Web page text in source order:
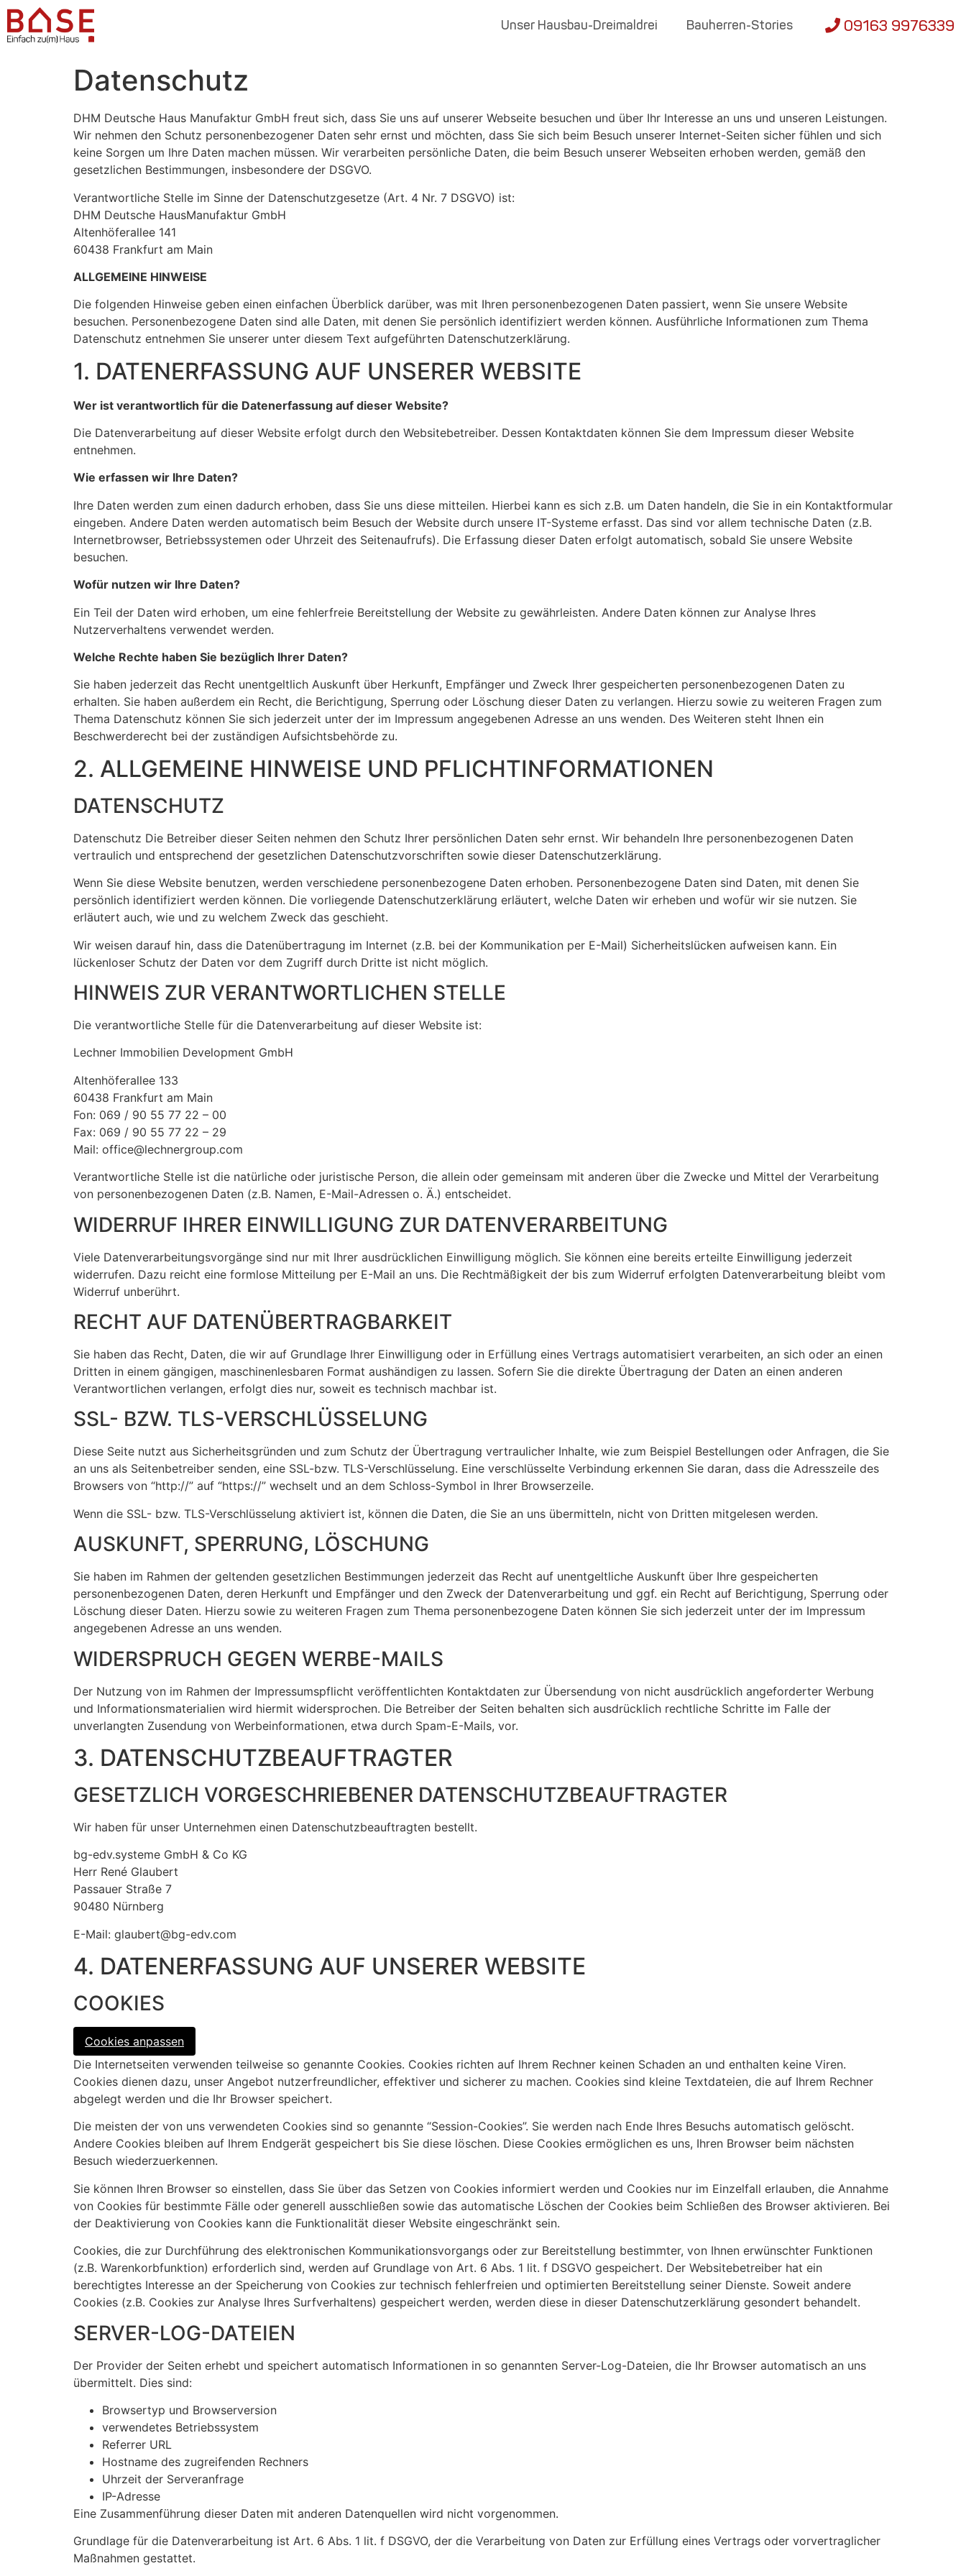
Unser Hausbau-Dreimaldrei Bauherren-Stories 09163 9976339
Datenschutz
DHM Deutsche Haus Manufaktur GmbH freut sich, dass Sie uns auf unserer Webseite besuchen und über Ihr Interesse an uns und unseren Leistungen.
Wir nehmen den Schutz personenbezogener Daten sehr ernst und möchten, dass Sie sich beim Besuch unserer Internet-Seiten sicher fühlen und sich
keine Sorgen um Ihre Daten machen müssen. Wir verarbeiten persönliche Daten, die beim Besuch unserer Webseiten erhoben werden, gemäß den
gesetzlichen Bestimmungen, insbesondere der DSGVO.
Verantwortliche Stelle im Sinne der Datenschutzgesetze (Art. 4 Nr. 7 DSGVO) ist:
DHM Deutsche HausManufaktur GmbH
Altenhöferallee 141
60438 Frankfurt am Main
ALLGEMEINE HINWEISE
Die folgenden Hinweise geben einen einfachen Überblick darüber, was mit Ihren personenbezogenen Daten passiert, wenn Sie unsere Website
besuchen. Personenbezogene Daten sind alle Daten, mit denen Sie persönlich identifiziert werden können. Ausführliche Informationen zum Thema
Datenschutz entnehmen Sie unserer unter diesem Text aufgeführten Datenschutzerklärung.
1. DATENERFASSUNG AUF UNSERER WEBSITE
Wer ist verantwortlich für die Datenerfassung auf dieser Website?
Die Datenverarbeitung auf dieser Website erfolgt durch den Websitebetreiber. Dessen Kontaktdaten können Sie dem Impressum dieser Website
entnehmen.
Wie erfassen wir Ihre Daten?
Ihre Daten werden zum einen dadurch erhoben, dass Sie uns diese mitteilen. Hierbei kann es sich z.B. um Daten handeln, die Sie in ein Kontaktformular
eingeben. Andere Daten werden automatisch beim Besuch der Website durch unsere IT-Systeme erfasst. Das sind vor allem technische Daten (z.B.
Internetbrowser, Betriebssystemen oder Uhrzeit des Seitenaufrufs). Die Erfassung dieser Daten erfolgt automatisch, sobald Sie unsere Website
besuchen.
Wofür nutzen wir Ihre Daten?
Ein Teil der Daten wird erhoben, um eine fehlerfreie Bereitstellung der Website zu gewährleisten. Andere Daten können zur Analyse Ihres
Nutzerverhaltens verwendet werden.
Welche Rechte haben Sie bezüglich Ihrer Daten?
Sie haben jederzeit das Recht unentgeltlich Auskunft über Herkunft, Empfänger und Zweck Ihrer gespeicherten personenbezogenen Daten zu
erhalten. Sie haben außerdem ein Recht, die Berichtigung, Sperrung oder Löschung dieser Daten zu verlangen. Hierzu sowie zu weiteren Fragen zum
Thema Datenschutz können Sie sich jederzeit unter der im Impressum angegebenen Adresse an uns wenden. Des Weiteren steht Ihnen ein
Beschwerderecht bei der zuständigen Aufsichtsbehörde zu.
2. ALLGEMEINE HINWEISE UND PFLICHTINFORMATIONEN
DATENSCHUTZ
Datenschutz Die Betreiber dieser Seiten nehmen den Schutz Ihrer persönlichen Daten sehr ernst. Wir behandeln Ihre personenbezogenen Daten
vertraulich und entsprechend der gesetzlichen Datenschutzvorschriften sowie dieser Datenschutzerklärung.
Wenn Sie diese Website benutzen, werden verschiedene personenbezogene Daten erhoben. Personenbezogene Daten sind Daten, mit denen Sie
persönlich identifiziert werden können. Die vorliegende Datenschutzerklärung erläutert, welche Daten wir erheben und wofür wir sie nutzen. Sie
erläutert auch, wie und zu welchem Zweck das geschieht.
Wir weisen darauf hin, dass die Datenübertragung im Internet (z.B. bei der Kommunikation per E-Mail) Sicherheitslücken aufweisen kann. Ein
lückenloser Schutz der Daten vor dem Zugriff durch Dritte ist nicht möglich.
HINWEIS ZUR VERANTWORTLICHEN STELLE
Die verantwortliche Stelle für die Datenverarbeitung auf dieser Website ist:
Lechner Immobilien Development GmbH
Altenhöferallee 133
60438 Frankfurt am Main
Fon: 069 / 90 55 77 22 – 00
Fax: 069 / 90 55 77 22 – 29
Mail: office@lechnergroup.com
Verantwortliche Stelle ist die natürliche oder juristische Person, die allein oder gemeinsam mit anderen über die Zwecke und Mittel der Verarbeitung
von personenbezogenen Daten (z.B. Namen, E-Mail-Adressen o. Ä.) entscheidet.
WIDERRUF IHRER EINWILLIGUNG ZUR DATENVERARBEITUNG
Viele Datenverarbeitungsvorgänge sind nur mit Ihrer ausdrücklichen Einwilligung möglich. Sie können eine bereits erteilte Einwilligung jederzeit
widerrufen. Dazu reicht eine formlose Mitteilung per E-Mail an uns. Die Rechtmäßigkeit der bis zum Widerruf erfolgten Datenverarbeitung bleibt vom
Widerruf unberührt.
RECHT AUF DATENÜBERTRAGBARKEIT
Sie haben das Recht, Daten, die wir auf Grundlage Ihrer Einwilligung oder in Erfüllung eines Vertrags automatisiert verarbeiten, an sich oder an einen
Dritten in einem gängigen, maschinenlesbaren Format aushändigen zu lassen. Sofern Sie die direkte Übertragung der Daten an einen anderen
Verantwortlichen verlangen, erfolgt dies nur, soweit es technisch machbar ist.
SSL- BZW. TLS-VERSCHLÜSSELUNG
Diese Seite nutzt aus Sicherheitsgründen und zum Schutz der Übertragung vertraulicher Inhalte, wie zum Beispiel Bestellungen oder Anfragen, die Sie
an uns als Seitenbetreiber senden, eine SSL-bzw. TLS-Verschlüsselung. Eine verschlüsselte Verbindung erkennen Sie daran, dass die Adresszeile des
Browsers von “http://” auf “https://” wechselt und an dem Schloss-Symbol in Ihrer Browserzeile.
Wenn die SSL- bzw. TLS-Verschlüsselung aktiviert ist, können die Daten, die Sie an uns übermitteln, nicht von Dritten mitgelesen werden.
AUSKUNFT, SPERRUNG, LÖSCHUNG
Sie haben im Rahmen der geltenden gesetzlichen Bestimmungen jederzeit das Recht auf unentgeltliche Auskunft über Ihre gespeicherten
personenbezogenen Daten, deren Herkunft und Empfänger und den Zweck der Datenverarbeitung und ggf. ein Recht auf Berichtigung, Sperrung oder
Löschung dieser Daten. Hierzu sowie zu weiteren Fragen zum Thema personenbezogene Daten können Sie sich jederzeit unter der im Impressum
angegebenen Adresse an uns wenden.
WIDERSPRUCH GEGEN WERBE-MAILS
Der Nutzung von im Rahmen der Impressumspflicht veröffentlichten Kontaktdaten zur Übersendung von nicht ausdrücklich angeforderter Werbung
und Informationsmaterialien wird hiermit widersprochen. Die Betreiber der Seiten behalten sich ausdrücklich rechtliche Schritte im Falle der
unverlangten Zusendung von Werbeinformationen, etwa durch Spam-E-Mails, vor.
3. DATENSCHUTZBEAUFTRAGTER
GESETZLICH VORGESCHRIEBENER DATENSCHUTZBEAUFTRAGTER
Wir haben für unser Unternehmen einen Datenschutzbeauftragten bestellt.
bg-edv.systeme GmbH & Co KG
Herr René Glaubert
Passauer Straße 7
90480 Nürnberg
E-Mail: glaubert@bg-edv.com
4. DATENERFASSUNG AUF UNSERER WEBSITE
COOKIES
Cookies anpassen
Die Internetseiten verwenden teilweise so genannte Cookies. Cookies richten auf Ihrem Rechner keinen Schaden an und enthalten keine Viren.
Cookies dienen dazu, unser Angebot nutzerfreundlicher, effektiver und sicherer zu machen. Cookies sind kleine Textdateien, die auf Ihrem Rechner
abgelegt werden und die Ihr Browser speichert.
Die meisten der von uns verwendeten Cookies sind so genannte “Session-Cookies”. Sie werden nach Ende Ihres Besuchs automatisch gelöscht.
Andere Cookies bleiben auf Ihrem Endgerät gespeichert bis Sie diese löschen. Diese Cookies ermöglichen es uns, Ihren Browser beim nächsten
Besuch wiederzuerkennen.
Sie können Ihren Browser so einstellen, dass Sie über das Setzen von Cookies informiert werden und Cookies nur im Einzelfall erlauben, die Annahme
von Cookies für bestimmte Fälle oder generell ausschließen sowie das automatische Löschen der Cookies beim Schließen des Browser aktivieren. Bei
der Deaktivierung von Cookies kann die Funktionalität dieser Website eingeschränkt sein.
Cookies, die zur Durchführung des elektronischen Kommunikationsvorgangs oder zur Bereitstellung bestimmter, von Ihnen erwünschter Funktionen
(z.B. Warenkorbfunktion) erforderlich sind, werden auf Grundlage von Art. 6 Abs. 1 lit. f DSGVO gespeichert. Der Websitebetreiber hat ein
berechtigtes Interesse an der Speicherung von Cookies zur technisch fehlerfreien und optimierten Bereitstellung seiner Dienste. Soweit andere
Cookies (z.B. Cookies zur Analyse Ihres Surfverhaltens) gespeichert werden, werden diese in dieser Datenschutzerklärung gesondert behandelt.
SERVER-LOG-DATEIEN
Der Provider der Seiten erhebt und speichert automatisch Informationen in so genannten Server-Log-Dateien, die Ihr Browser automatisch an uns
übermittelt. Dies sind:
Browsertyp und Browserversion
verwendetes Betriebssystem
Referrer URL
Hostname des zugreifenden Rechners
Uhrzeit der Serveranfrage
IP-Adresse
Eine Zusammenführung dieser Daten mit anderen Datenquellen wird nicht vorgenommen.
Grundlage für die Datenverarbeitung ist Art. 6 Abs. 1 lit. f DSGVO, der die Verarbeitung von Daten zur Erfüllung eines Vertrags oder vorvertraglicher
Maßnahmen gestattet.